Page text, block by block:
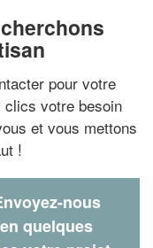
pour votre
clics votre besoin
et vous mettons
!
nous
en quelques